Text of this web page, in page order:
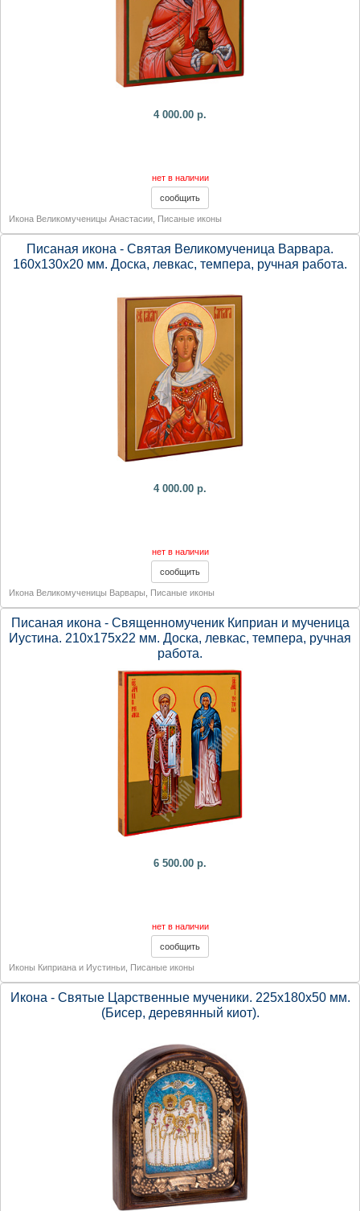
4 000.00 р.
нет в наличии
Икона Великомученицы Анастасии Писаные иконы
Писаная икона - Святая Великомученица Варвара.
160х130х20 мм. Доска, левкас, темпера, ручная работа.
4 000.00 р.
нет в наличии
Икона Великомученицы Варвары Писаные иконы
Писаная икона - Священномученик Киприан и мученица
Иустина. 210х175х22 мм. Доска, левкас, темпера, ручная
работа.
6 500.00 р.
нет в наличии
Иконы Киприана и Иустиньи Писаные иконы
Икона - Святые Царственные мученики. 225х180х50 мм.
(Бисер, деревянный киот).